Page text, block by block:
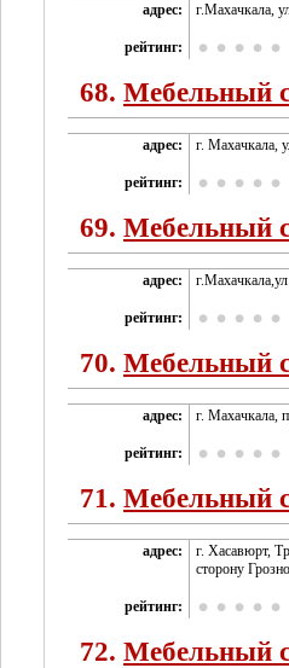
адрес: г.Махачкала,
рейтинг:
68. Мебельный
адрес: г. Махачкала,
рейтинг:
69. Мебельный
адрес:
рейтинг:
70. Мебельный
адрес: г. Махачкала,
рейтинг:
71. Мебельный
адрес:
г. Хасавюрт,
сторону
рейтинг:
72. Мебельный